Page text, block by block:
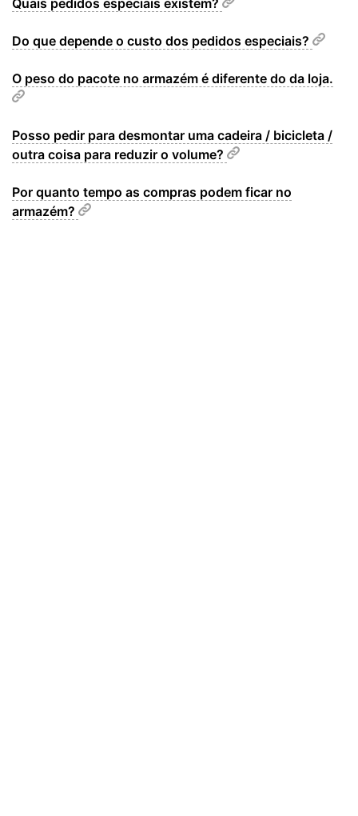
Quais pedidos especiais existem?
Do que depende o custo dos pedidos especiais?
O peso do pacote no armazém é diferente do da loja.
Posso pedir para desmontar uma cadeira / bicicleta /
outra coisa para reduzir o volume?
Por quanto tempo as compras podem ficar no
armazém?